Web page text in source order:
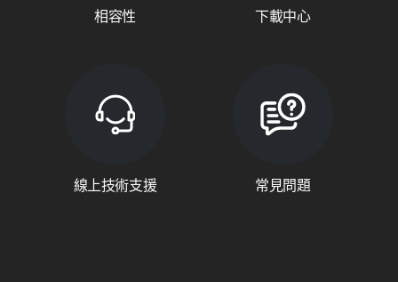
相容性 下載中心
線上技術支援 常見問題